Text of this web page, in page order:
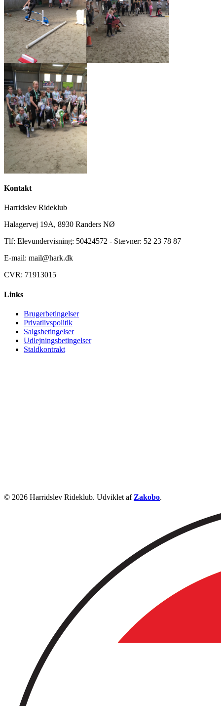
Kontakt
Harridslev Rideklub
Halagervej 19A, 8930 Randers NØ
Tlf: Elevundervisning: 50424572 - Stævner: 52 23 78 87
E-mail: mail@hark.dk
CVR: 71913015
Links
Brugerbetingelser
Privatlivspolitik
Salgsbetingelser
Udlejningsbetingelser
Staldkontrakt
© 2026 Harridslev Rideklub. Udviklet af Zakobo.